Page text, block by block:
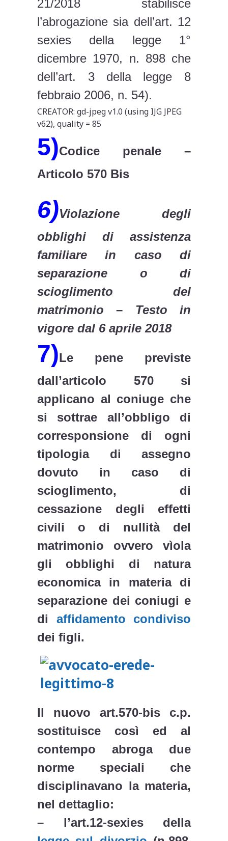
21/2018 stabilisce
l’abrogazione sia dell’art. 12
sexies della legge 1°
dicembre 1970, n. 898 che
dell’art. 3 della legge 8
febbraio 2006, n. 54).
CREATOR: gd-jpeg v1.0 (using IJG JPEG
v62), quality = 85
5)Codice penale –
Articolo 570 Bis
6)Violazione degli
obblighi di assistenza
familiare in caso di
separazione o di
scioglimento del
matrimonio – Testo in
vigore dal 6 aprile 2018
7)Le pene previste
dall’articolo 570 si
applicano al coniuge che
si sottrae all’obbligo di
corresponsione di ogni
tipologia di assegno
dovuto in caso di
scioglimento, di
cessazione degli effetti
civili o di nullità del
matrimonio ovvero vìola
gli obblighi di natura
economica in materia di
separazione dei coniugi e
di affidamento condiviso
dei figli.
Il nuovo art.570-bis c.p.
sostituisce così ed al
contempo abroga due
norme speciali che
disciplinavano la materia,
nel dettaglio:
– l’art.12-sexies della